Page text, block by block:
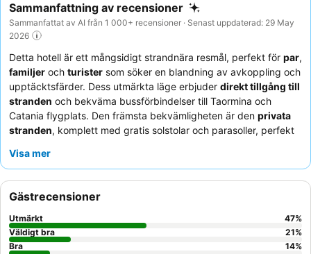
Sammanfattning av recensioner
Sammanfattat av AI från 1 000+ recensioner · Senast uppdaterad: 29 May
2026
Detta hotell är ett mångsidigt strandnära resmål, perfekt för par,
familjer och turister som söker en blandning av avkoppling och
upptäcktsfärder. Dess utmärkta läge erbjuder direkt tillgång till
stranden och bekväma bussförbindelser till Taormina och
Catania flygplats. Den främsta bekvämligheten är den privata
stranden, komplett med gratis solstolar och parasoller, perfekt
gästvänliga och vänliga personalen
upplevelsen, välj rum på högre våningar för att njuta av
fantastisk havsutsikt eller utsikt över Etna.
Visa mer
Gästrecensioner
Utmärkt 47%
Väldigt bra
21%
Bra
14%